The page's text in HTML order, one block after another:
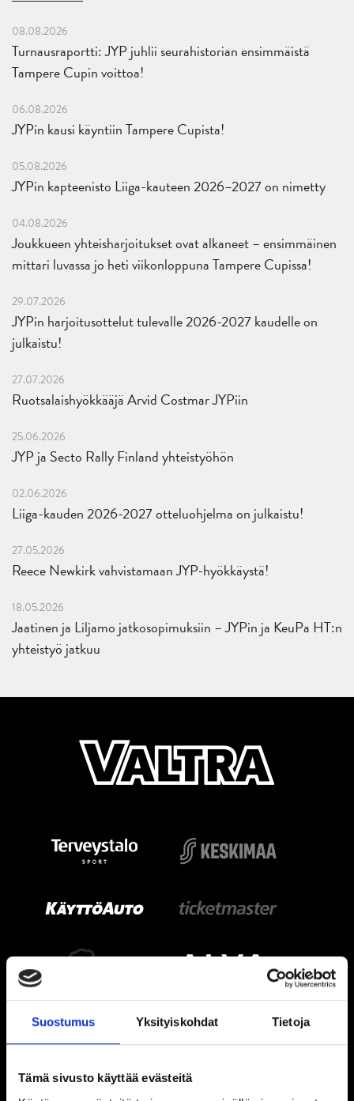
Suostumus Yksityiskohdat Tietoja
Tämä sivusto käyttää evästeitä
08.08.2026
Turnausraportti: JYP juhlii seurahistorian ensimmäistä
Tampere Cupin voittoa!
06.08.2026
JYPin kausi käyntiin Tampere Cupista!
05.08.2026
JYPin kapteenisto Liiga-kauteen 2026–2027 on nimetty
04.08.2026
Joukkueen yhteisharjoitukset ovat alkaneet – ensimmäinen
mittari luvassa jo heti viikonloppuna Tampere Cupissa!
29.07.2026
JYPin harjoitusottelut tulevalle 2026-2027 kaudelle on
julkaistu!
27.07.2026
Ruotsalaishyökkääjä Arvid Costmar JYPiin
25.06.2026
JYP ja Secto Rally Finland yhteistyöhön
02.06.2026
Liiga-kauden 2026-2027 otteluohjelma on julkaistu!
27.05.2026
Reece Newkirk vahvistamaan JYP-hyökkäystä!
18.05.2026
Jaatinen ja Liljamo jatkosopimuksiin – JYPin ja KeuPa HT:n
yhteistyö jatkuu